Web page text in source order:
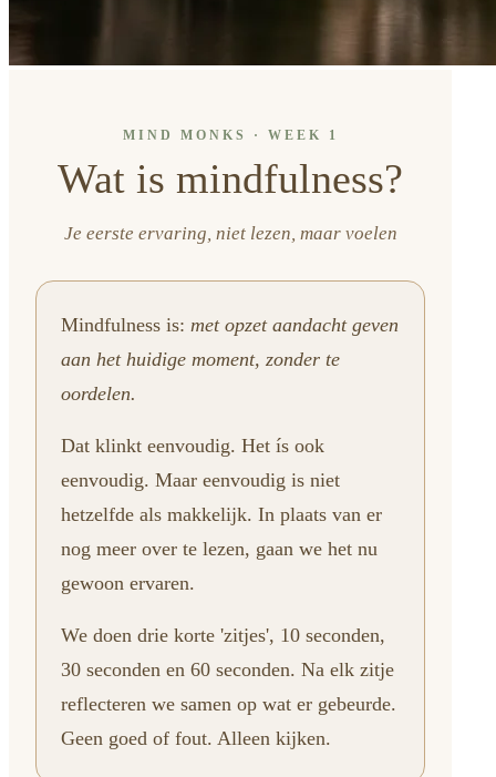
MIND MONKS · WEEK 1
Wat is mindfulness?
Je eerste ervaring, niet lezen, maar voelen
Mindfulness is: met opzet aandacht geven
aan het huidige moment, zonder te
oordelen.
Dat klinkt eenvoudig. Het ís ook
eenvoudig. Maar eenvoudig is niet
hetzelfde als makkelijk. In plaats van er
nog meer over te lezen, gaan we het nu
gewoon ervaren.
We doen drie korte 'zitjes', 10 seconden,
30 seconden en 60 seconden. Na elk zitje
reflecteren we samen op wat er gebeurde.
Geen goed of fout. Alleen kijken.